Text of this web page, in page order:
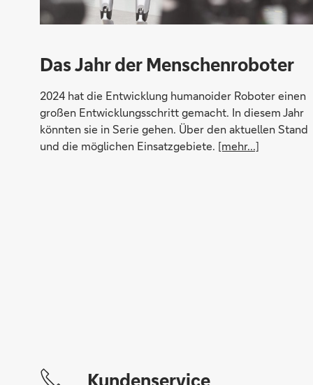
Bibby Financial Services
Perseus
Das Jahr der Menschenroboter
2024 hat die Entwicklung humanoider Roboter einen
großen Entwicklungsschritt gemacht. In diesem Jahr
könnten sie in Serie gehen. Über den aktuellen Stand
und die möglichen Einsatzgebiete. [mehr...]